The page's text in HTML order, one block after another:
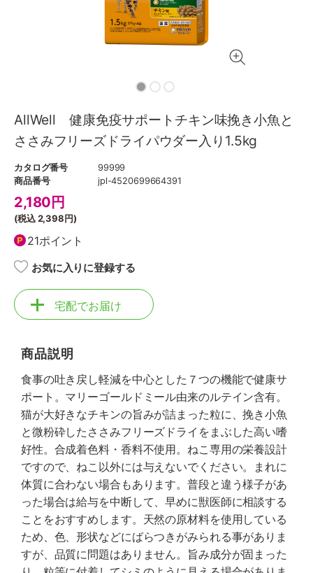
AllWell 健康免疫サポートチキン味挽き小魚と
ささみフリーズドライパウダー入り1.5kg
カタログ番号
99999
商品番号
jpl-4520699664391
2,180 円
(税込2,398円)
21ポイント
お気に入りに登録する
宅配でお届け
商品説明
食事の吐き戻し軽減を中心とした７つの機能で健康サ
ポート。マリーゴールドミール由来のルテイン含有。
猫が大好きなチキンの旨みが詰まった粒に、挽き小魚
と微粉砕したささみフリーズドライをまぶした高い嗜
好性。合成着色料・香料不使用。ねこ専用の栄養設計
ですので、ねこ以外には与えないでください。まれに
体質に合わない場合もあります。普段と違う様子があ
った場合は給与を中断して、早めに獣医師に相談する
ことをおすすめします。天然の原材料を使用している
ため、色、形状などにばらつきがみられる事がありま
すが、品質に問題はありません。旨み成分が固まった